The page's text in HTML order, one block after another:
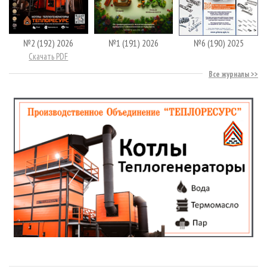
№2 (192) 2026
Скачать PDF
№1 (191) 2026 №6 (190) 2025
Все журналы